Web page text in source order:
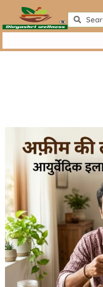
content
SearchSearch